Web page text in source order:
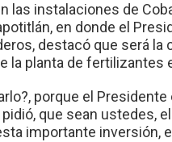
las instalaciones de
en donde el
destacó que será la
la planta de fertilizantes
porque el Presidente
que sean ustedes,
importante inversión,